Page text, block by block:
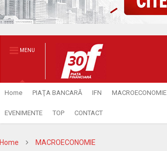
MENU
Home PIAŢA BANCARĂ IFN MACROECONOMIE
EVENIMENTE TOP CONTACT
Home MACROECONOMIE